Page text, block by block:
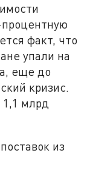
факт, что
упали на
еще до
кризис.
млрд
из